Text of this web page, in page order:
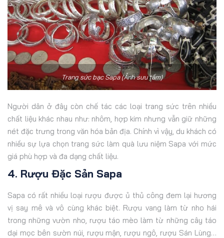
Trang sức bạc Sapa (Ảnh sưu tầm)
Người dân ở đây còn chế tác các loại trang sức trên nhiều
chất liệu khác nhau như: nhôm, hợp kim nhưng vẫn giữ những
nét đặc trưng trong văn hóa bản địa. Chính vì vậy, du khách có
nhiều sự lựa chọn trang sức làm quà lưu niệm Sapa với mức
giá phù hợp và đa dạng chất liệu.
4. Rượu Đặc Sản Sapa
Sapa có rất nhiều loại rượu được ủ thủ công đem lại hương
vị say mê và vô cùng khác biệt. Rượu vang làm từ nho hái
trong những vườn nho, rượu táo mèo làm từ những cây táo
dại mọc bên sườn núi, rượu mận, rượu ngô, rượu Sán Lùng…